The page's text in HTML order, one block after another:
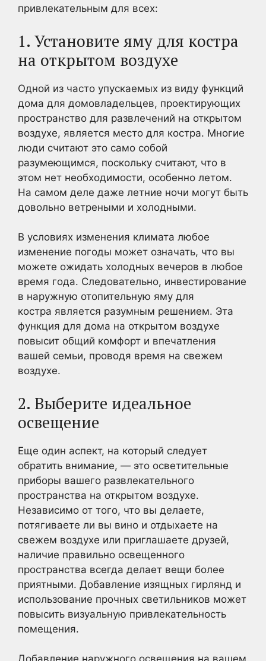
привлекательным для всех:
1. Установите яму для костра
на открытом воздухе
Одной из часто упускаемых из виду функций
дома для домовладельцев, проектирующих
пространство для развлечений на открытом
воздухе, является место для костра. Многие
люди считают это само собой
разумеющимся, поскольку считают, что в
этом нет необходимости, особенно летом.
На самом деле даже летние ночи могут быть
довольно ветреными и холодными.
В условиях изменения климата любое
изменение погоды может означать, что вы
можете ожидать холодных вечеров в любое
время года. Следовательно, инвестирование
в наружную отопительную яму для
костра является разумным решением. Эта
функция для дома на открытом воздухе
повысит общий комфорт и впечатления
вашей семьи, проводя время на свежем
воздухе.
2. Выберите идеальное
освещение
Еще один аспект, на который следует
обратить внимание, — это осветительные
приборы вашего развлекательного
пространства на открытом воздухе.
Независимо от того, что вы делаете,
потягиваете ли вы вино и отдыхаете на
свежем воздухе или приглашаете друзей,
наличие правильно освещенного
пространства всегда делает вещи более
приятными. Добавление изящных гирлянд и
использование прочных светильников может
повысить визуальную привлекательность
помещения.
Добавление наружного освещения на вашем